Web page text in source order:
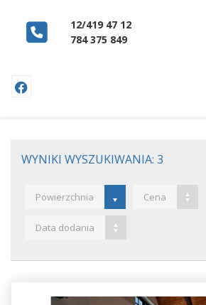
12/419 47 12
784 375 849
WYNIKI WYSZUKIWANIA: 3
Powierzchnia Cena
Data dodania